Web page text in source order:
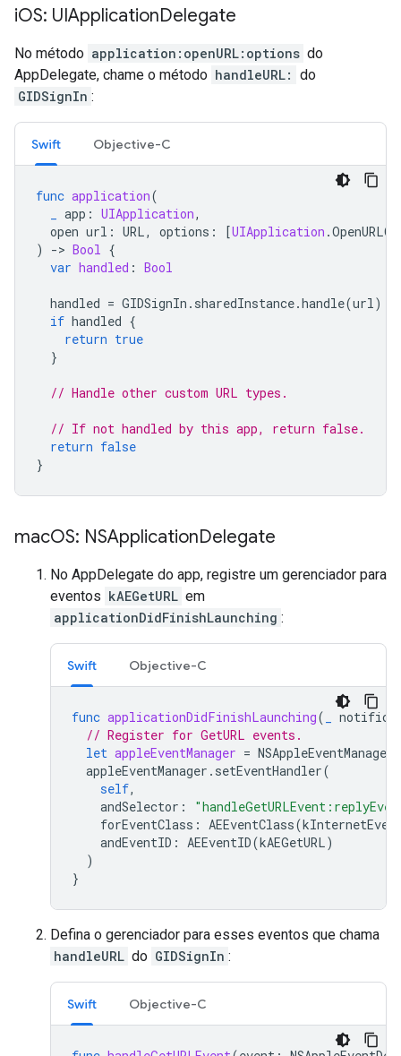
iOS: UIApplicationDelegate
No método application:openURL:options do
AppDelegate, chame o método handleURL: do
GIDSignIn :
Swift Objective-C
func application(
app : UIApplication,
open url : URL, options : [UIApplication .
)
-> Bool {
var handled : Bool
handled = GIDSignIn . sharedInstance.handle(url)
if handled {
return true
}
// Handle other custom URL types.
// If not handled by this app, return false.
return false
}
macOS: NSApplicationDelegate
No AppDelegate do app, registre um gerenciador para
eventos kAEGetURL em
applicationDidFinishLaunching :
Swift Objective-C
func applicationDidFinishLaunching(
// Register for GetURL events.
let appleEventManager = NSAppleEventManager
appleEventManager . setEventHandler(
self,
andSelector :
forEventClass : AEEventClass(
andEventID : AEEventID(kAEGetURL)
)
}
Defina o gerenciador para esses eventos que chama
handleURL do GIDSignIn :
Swift Objective-C